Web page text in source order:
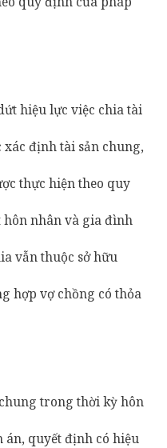
hiệu lực việc chia tài
định tài sản chung,
thực hiện theo quy
nhân và gia đình
vẫn thuộc sở hữu
hợp vợ chồng có thỏa
trong thời kỳ hôn
án, quyết định có hiệu